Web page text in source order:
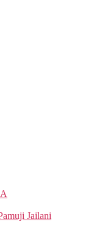
Jailani